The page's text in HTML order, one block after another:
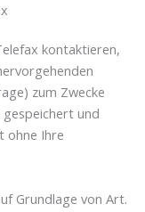
kontaktieren,
zum Zwecke
und
ohne Ihre
Grundlage von Art.